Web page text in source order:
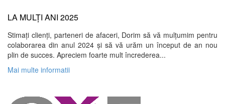
LA MULȚI ANI 2025
Stimați clienți, parteneri de afaceri, Dorim să vă mulțumim pentru
colaborarea din anul 2024 și să vă urăm un început de an nou
plin de succes. Apreciem foarte mult încrederea...
Mai multe informatii